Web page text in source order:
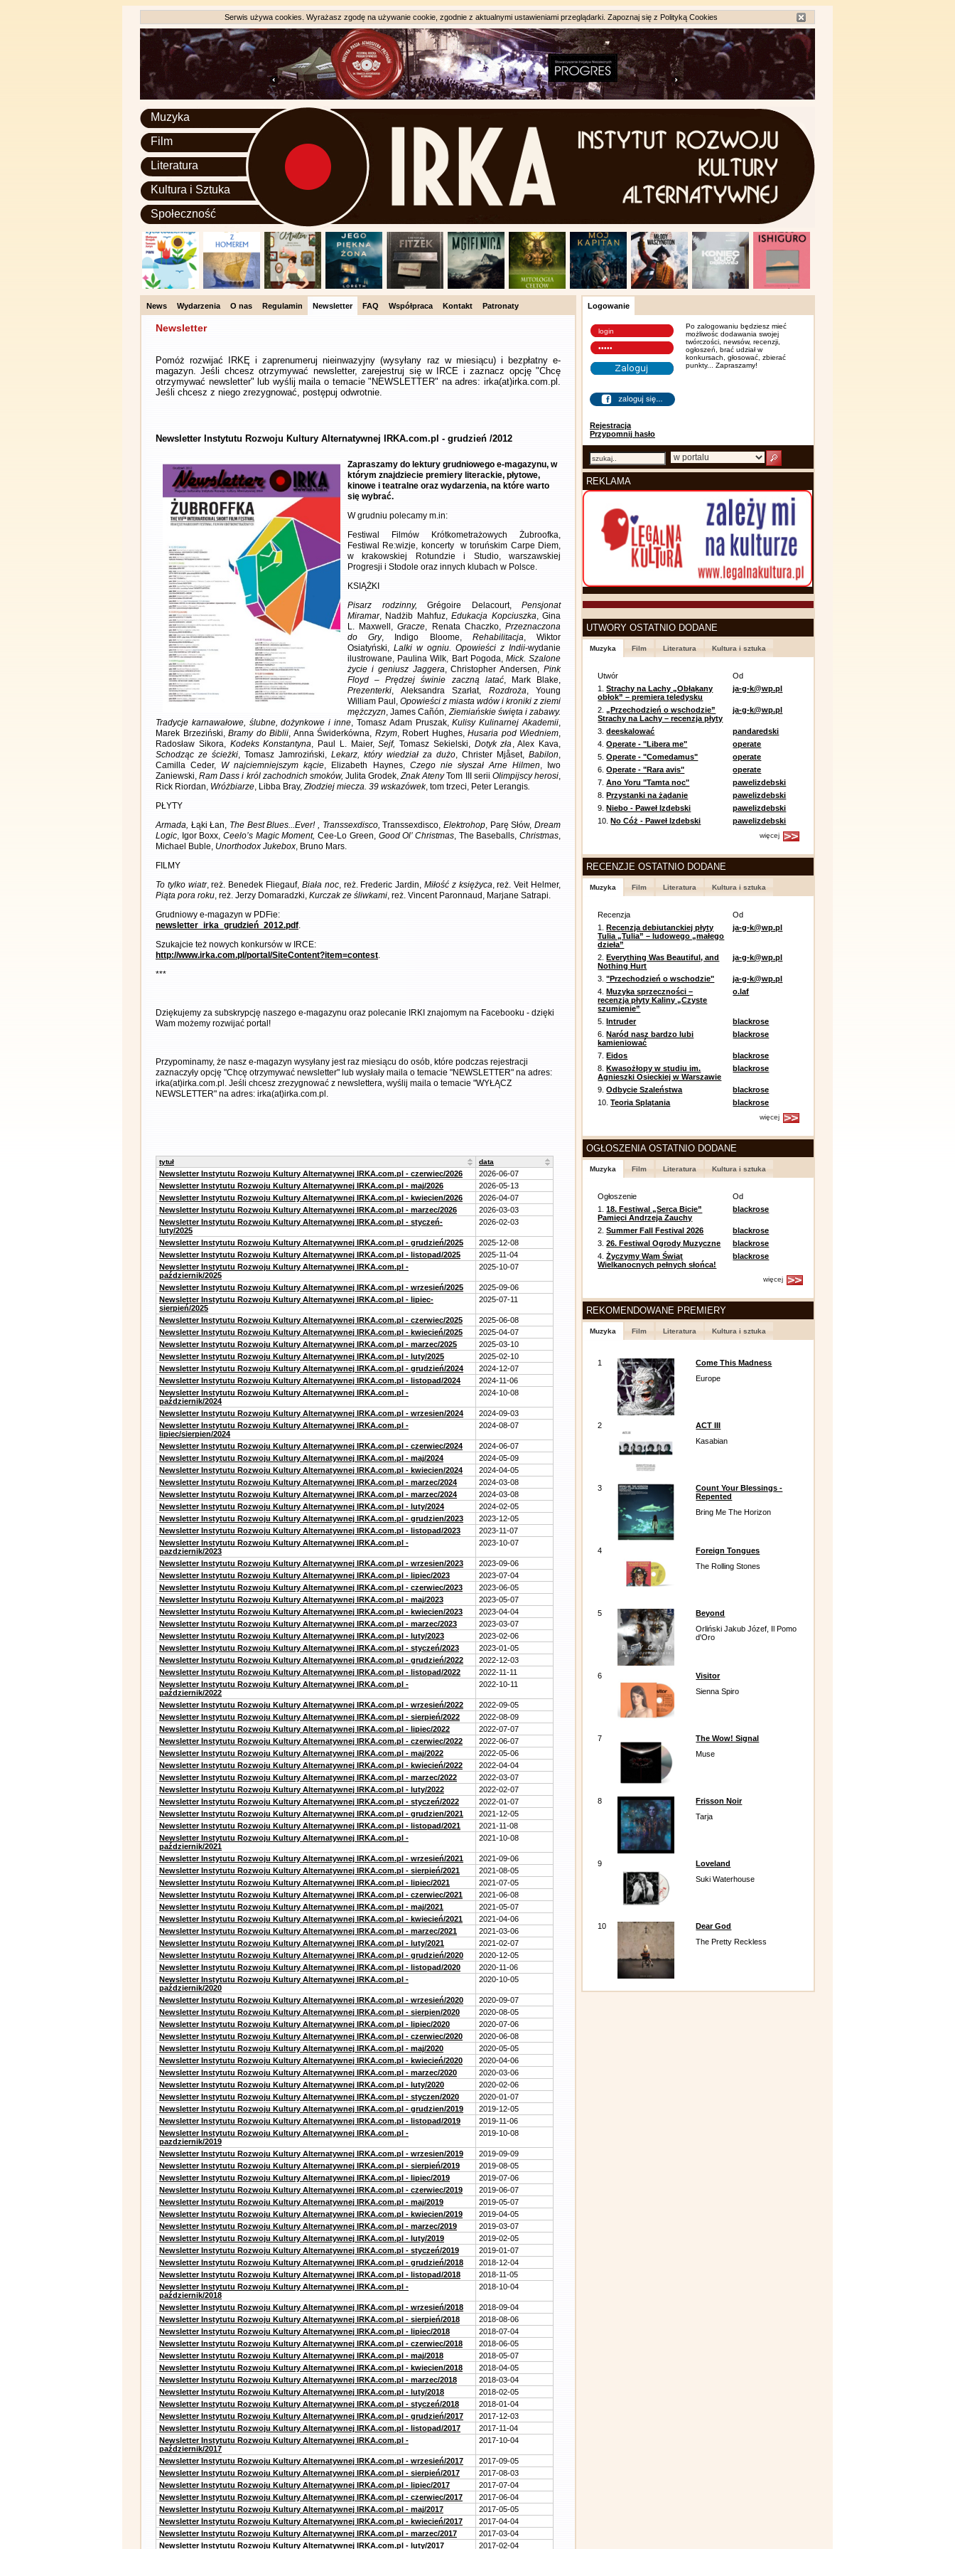
Serwis używa cookies. Wyrażasz zgodę na używanie cookie, zgodnie z aktualnymi ustawieniami przeglądarki. Zapoznaj się z Polityką Cookies
Muzyka
Film
Literatura
Kultura i Sztuka
Społeczność
News Wydarzenia O nas Regulamin Newsletter FAQ Współpraca Kontakt Patronaty
Newsletter
Pomóż rozwijać IRKĘ i zaprenumeruj nieinwazyjny (wysyłany raz w miesiącu) i bezpłatny e-
magazyn. Jeśli chcesz otrzymywać newsletter, zarejestruj się w IRCE i zaznacz opcję "Chcę
otrzymywać newsletter" lub wyślij maila o temacie "NEWSLETTER" na adres: irka(at)irka.com.pl.
Jeśli chcesz z niego zrezygnować, postępuj odwrotnie.
Newsletter Instytutu Rozwoju Kultury Alternatywnej IRKA.com.pl - grudzień /2012
Zapraszamy do lektury grudniowego e-magazynu, w
którym znajdziecie premiery literackie, płytowe,
kinowe i teatralne oraz wydarzenia, na które warto
się wybrać.
W grudniu polecamy m.in:
Festiwal Filmów Krótkometrażowych Żubroofka,
Festiwal Re:wizje, koncerty w toruńskim Carpe Diem,
w krakowskiej Rotundzie i Studio, warszawskiej
Progresji i Stodole oraz innych klubach w Polsce.
KSIĄŻKI
Pisarz rodzinny, Grégoire Delacourt, Pensjonat
Miramar, Nadżib Mahfuz,Edukacja Kopciuszka, Gina
L. Maxwell,Gracze, Renata Chaczko,Przeznaczona
do Gry, Indigo Bloome, Rehabilitacja, Wiktor
Osiatyński, Lalki w ogniu. Opowieści z Indii-wydanie
ilustrowane, Paulina Wilk, Bart Pogoda, Mick. Szalone
życie i geniusz Jaggera, Christopher Andersen, Pink
Floyd – Prędzej świnie zaczną latać, Mark Blake,
Prezenterki, Aleksandra Szarłat, Rozdroża, Young
William Paul, Opowieści z miasta wdów i kroniki z ziemi
mężczyzn, James Cañón,Ziemiańskie święta i zabawy.
Tradycje karnawałowe, ślubne, dożynkowe i inne, Tomasz Adam Pruszak,Kulisy Kulinarnej Akademii,
Marek Brzeziński, Bramy do Biblii, Anna Świderkówna, Rzym, Robert Hughes, Husaria pod Wiedniem,
Radosław Sikora, Kodeks Konstantyna, Paul L. Maier,Sejf, Tomasz Sekielski, Dotyk zła, Alex Kava,
Schodząc ze ścieżki, Tomasz Jamroziński, Lekarz, który wiedział za dużo, Christer Mjåset, Babilon,
Camilla Ceder, W najciemniejszym kącie, Elizabeth Haynes, Czego nie słyszał Arne Hilmen, Iwo
Zaniewski,Ram Dass i król zachodnich smoków, Julita Grodek,Znak AtenyTom III serii Olimpijscy herosi,
Rick Riordan, Wróżbiarze, Libba Bray,Złodziej miecza. 39 wskazówek, tom trzeci, Peter Lerangis.
PŁYTY
Armada, Łąki Łan, The Best Blues...Ever! , Transsexdisco, Transsexdisco,Elektrohop, Parę Słów,Dream
Logic, Igor Boxx,Ceelo’s Magic Moment, Cee-Lo Green, Good Ol’ Christmas, The Baseballs,Christmas,
Michael Buble, Unorthodox Jukebox, Bruno Mars.
FILMY
To tylko wiatr, reż. Benedek Fliegauf, Biała noc, reż. Frederic Jardin, Miłość z księżyca, reż. Veit Helmer,
Piąta pora roku, reż. Jerzy Domaradzki, Kurczak ze śliwkami, reż. Vincent Paronnaud, Marjane Satrapi.
Grudniowy e-magazyn w PDFie:
newsletter_irka_grudzień_2012.pdf.
Szukajcie też nowych konkursów w IRCE:
http://www.irka.com.pl/portal/SiteContent?item=contest.
***
Dziękujemy za subskrypcję naszego e-magazynu oraz polecanie IRKI znajomym na Facebooku - dzięki
Wam możemy rozwijać portal!
Przypominamy, że nasz e-magazyn wysyłany jest raz miesiącu do osób, które podczas rejestracji
zaznaczyły opcję "Chcę otrzymywać newsletter" lub wysłały maila o temacie "NEWSLETTER" na adres:
irka(at)irka.com.pl. Jeśli chcesz zrezygnować z newslettera, wyślij maila o temacie "WYŁĄCZ
NEWSLETTER" na adres: irka(at)irka.com.pl.
tytuł data
Newsletter Instytutu Rozwoju Kultury Alternatywnej IRKA.com.pl - czerwiec/2026
2026-06-07
Newsletter Instytutu Rozwoju Kultury Alternatywnej IRKA.com.pl - maj/2026
2026-05-13
Newsletter Instytutu Rozwoju Kultury Alternatywnej IRKA.com.pl - kwiecien/2026
2026-04-07
Newsletter Instytutu Rozwoju Kultury Alternatywnej IRKA.com.pl - marzec/2026
2026-03-03
Newsletter Instytutu Rozwoju Kultury Alternatywnej IRKA.com.pl - styczeń-
luty/2025
2026-02-03
Newsletter Instytutu Rozwoju Kultury Alternatywnej IRKA.com.pl - grudzień/2025
2025-12-08
Newsletter Instytutu Rozwoju Kultury Alternatywnej IRKA.com.pl - listopad/2025
2025-11-04
Newsletter Instytutu Rozwoju Kultury Alternatywnej IRKA.com.pl -
październik/2025
2025-10-07
Newsletter Instytutu Rozwoju Kultury Alternatywnej IRKA.com.pl - wrzesień/2025
2025-09-06
Newsletter Instytutu Rozwoju Kultury Alternatywnej IRKA.com.pl - lipiec-
sierpień/2025
2025-07-11
Newsletter Instytutu Rozwoju Kultury Alternatywnej IRKA.com.pl - czerwiec/2025
2025-06-08
Newsletter Instytutu Rozwoju Kultury Alternatywnej IRKA.com.pl - kwiecień/2025
2025-04-07
Newsletter Instytutu Rozwoju Kultury Alternatywnej IRKA.com.pl - marzec/2025
2025-03-10
Newsletter Instytutu Rozwoju Kultury Alternatywnej IRKA.com.pl - luty/2025
2025-02-10
Newsletter Instytutu Rozwoju Kultury Alternatywnej IRKA.com.pl - grudzień/2024
2024-12-07
Newsletter Instytutu Rozwoju Kultury Alternatywnej IRKA.com.pl - listopad/2024
2024-11-06
Newsletter Instytutu Rozwoju Kultury Alternatywnej IRKA.com.pl -
październik/2024
2024-10-08
Newsletter Instytutu Rozwoju Kultury Alternatywnej IRKA.com.pl - wrzesien/2024
2024-09-03
Newsletter Instytutu Rozwoju Kultury Alternatywnej IRKA.com.pl -
lipiec/sierpien/2024
2024-08-07
Newsletter Instytutu Rozwoju Kultury Alternatywnej IRKA.com.pl - czerwiec/2024
2024-06-07
Newsletter Instytutu Rozwoju Kultury Alternatywnej IRKA.com.pl - maj/2024
2024-05-09
Newsletter Instytutu Rozwoju Kultury Alternatywnej IRKA.com.pl - kwiecien/2024
2024-04-05
Newsletter Instytutu Rozwoju Kultury Alternatywnej IRKA.com.pl - marzec/2024
2024-03-08
Newsletter Instytutu Rozwoju Kultury Alternatywnej IRKA.com.pl - marzec/2024
2024-03-08
Newsletter Instytutu Rozwoju Kultury Alternatywnej IRKA.com.pl - luty/2024
2024-02-05
Newsletter Instytutu Rozwoju Kultury Alternatywnej IRKA.com.pl - grudzien/2023
2023-12-05
Newsletter Instytutu Rozwoju Kultury Alternatywnej IRKA.com.pl - listopad/2023
2023-11-07
Newsletter Instytutu Rozwoju Kultury Alternatywnej IRKA.com.pl -
pazdziernik/2023
2023-10-07
Newsletter Instytutu Rozwoju Kultury Alternatywnej IRKA.com.pl - wrzesien/2023
2023-09-06
Newsletter Instytutu Rozwoju Kultury Alternatywnej IRKA.com.pl - lipiec/2023
2023-07-04
Newsletter Instytutu Rozwoju Kultury Alternatywnej IRKA.com.pl - czerwiec/2023
2023-06-05
Newsletter Instytutu Rozwoju Kultury Alternatywnej IRKA.com.pl - maj/2023
2023-05-07
Newsletter Instytutu Rozwoju Kultury Alternatywnej IRKA.com.pl - kwiecien/2023
2023-04-04
Newsletter Instytutu Rozwoju Kultury Alternatywnej IRKA.com.pl - marzec/2023
2023-03-07
Newsletter Instytutu Rozwoju Kultury Alternatywnej IRKA.com.pl - luty/2023
2023-02-06
Newsletter Instytutu Rozwoju Kultury Alternatywnej IRKA.com.pl - styczeń/2023
2023-01-05
Newsletter Instytutu Rozwoju Kultury Alternatywnej IRKA.com.pl - grudzień/2022
2022-12-03
Newsletter Instytutu Rozwoju Kultury Alternatywnej IRKA.com.pl - listopad/2022
2022-11-11
Newsletter Instytutu Rozwoju Kultury Alternatywnej IRKA.com.pl -
październik/2022
2022-10-11
Newsletter Instytutu Rozwoju Kultury Alternatywnej IRKA.com.pl - wrzesień/2022
2022-09-05
Newsletter Instytutu Rozwoju Kultury Alternatywnej IRKA.com.pl - sierpień/2022
2022-08-09
Newsletter Instytutu Rozwoju Kultury Alternatywnej IRKA.com.pl - lipiec/2022
2022-07-07
Newsletter Instytutu Rozwoju Kultury Alternatywnej IRKA.com.pl - czerwiec/2022
2022-06-07
Newsletter Instytutu Rozwoju Kultury Alternatywnej IRKA.com.pl - maj/2022
2022-05-06
Newsletter Instytutu Rozwoju Kultury Alternatywnej IRKA.com.pl - kwiecień/2022
2022-04-04
Newsletter Instytutu Rozwoju Kultury Alternatywnej IRKA.com.pl - marzec/2022
2022-03-07
Newsletter Instytutu Rozwoju Kultury Alternatywnej IRKA.com.pl - luty/2022
2022-02-07
Newsletter Instytutu Rozwoju Kultury Alternatywnej IRKA.com.pl - styczeń/2022
2022-01-07
Newsletter Instytutu Rozwoju Kultury Alternatywnej IRKA.com.pl - grudzien/2021
2021-12-05
Newsletter Instytutu Rozwoju Kultury Alternatywnej IRKA.com.pl - listopad/2021
2021-11-08
Newsletter Instytutu Rozwoju Kultury Alternatywnej IRKA.com.pl -
październik/2021
2021-10-08
Newsletter Instytutu Rozwoju Kultury Alternatywnej IRKA.com.pl - wrzesień/2021
2021-09-06
Newsletter Instytutu Rozwoju Kultury Alternatywnej IRKA.com.pl - sierpień/2021
2021-08-05
Newsletter Instytutu Rozwoju Kultury Alternatywnej IRKA.com.pl - lipiec/2021
2021-07-05
Newsletter Instytutu Rozwoju Kultury Alternatywnej IRKA.com.pl - czerwiec/2021
2021-06-08
Newsletter Instytutu Rozwoju Kultury Alternatywnej IRKA.com.pl - maj/2021
2021-05-07
Newsletter Instytutu Rozwoju Kultury Alternatywnej IRKA.com.pl - kwiecień/2021
2021-04-06
Newsletter Instytutu Rozwoju Kultury Alternatywnej IRKA.com.pl - marzec/2021
2021-03-06
Newsletter Instytutu Rozwoju Kultury Alternatywnej IRKA.com.pl - luty/2021
2021-02-07
Newsletter Instytutu Rozwoju Kultury Alternatywnej IRKA.com.pl - grudzień/2020
2020-12-05
Newsletter Instytutu Rozwoju Kultury Alternatywnej IRKA.com.pl - listopad/2020
2020-11-06
Newsletter Instytutu Rozwoju Kultury Alternatywnej IRKA.com.pl -
październik/2020
2020-10-05
Newsletter Instytutu Rozwoju Kultury Alternatywnej IRKA.com.pl - wrzesień/2020
2020-09-07
Newsletter Instytutu Rozwoju Kultury Alternatywnej IRKA.com.pl - sierpien/2020
2020-08-05
Newsletter Instytutu Rozwoju Kultury Alternatywnej IRKA.com.pl - lipiec/2020
2020-07-06
Newsletter Instytutu Rozwoju Kultury Alternatywnej IRKA.com.pl - czerwiec/2020
2020-06-08
Newsletter Instytutu Rozwoju Kultury Alternatywnej IRKA.com.pl - maj/2020
2020-05-05
Newsletter Instytutu Rozwoju Kultury Alternatywnej IRKA.com.pl - kwiecień/2020
2020-04-06
Newsletter Instytutu Rozwoju Kultury Alternatywnej IRKA.com.pl - marzec/2020
2020-03-06
Newsletter Instytutu Rozwoju Kultury Alternatywnej IRKA.com.pl - luty/2020
2020-02-06
Newsletter Instytutu Rozwoju Kultury Alternatywnej IRKA.com.pl - styczen/2020
2020-01-07
Newsletter Instytutu Rozwoju Kultury Alternatywnej IRKA.com.pl - grudzien/2019
2019-12-05
Newsletter Instytutu Rozwoju Kultury Alternatywnej IRKA.com.pl - listopad/2019
2019-11-06
Newsletter Instytutu Rozwoju Kultury Alternatywnej IRKA.com.pl -
pazdziernik/2019
2019-10-08
Newsletter Instytutu Rozwoju Kultury Alternatywnej IRKA.com.pl - wrzesien/2019
2019-09-09
Newsletter Instytutu Rozwoju Kultury Alternatywnej IRKA.com.pl - sierpień/2019
2019-08-05
Newsletter Instytutu Rozwoju Kultury Alternatywnej IRKA.com.pl - lipiec/2019
2019-07-06
Newsletter Instytutu Rozwoju Kultury Alternatywnej IRKA.com.pl - czerwiec/2019
2019-06-07
Newsletter Instytutu Rozwoju Kultury Alternatywnej IRKA.com.pl - maj/2019
2019-05-07
Newsletter Instytutu Rozwoju Kultury Alternatywnej IRKA.com.pl - kwiecien/2019
2019-04-05
Newsletter Instytutu Rozwoju Kultury Alternatywnej IRKA.com.pl - marzec/2019
2019-03-07
Newsletter Instytutu Rozwoju Kultury Alternatywnej IRKA.com.pl - luty/2019
2019-02-05
Newsletter Instytutu Rozwoju Kultury Alternatywnej IRKA.com.pl - styczeń/2019
2019-01-07
Newsletter Instytutu Rozwoju Kultury Alternatywnej IRKA.com.pl - grudzień/2018
2018-12-04
Newsletter Instytutu Rozwoju Kultury Alternatywnej IRKA.com.pl - listopad/2018
2018-11-05
Newsletter Instytutu Rozwoju Kultury Alternatywnej IRKA.com.pl -
październik/2018
2018-10-04
Newsletter Instytutu Rozwoju Kultury Alternatywnej IRKA.com.pl - wrzesień/2018
2018-09-04
Newsletter Instytutu Rozwoju Kultury Alternatywnej IRKA.com.pl - sierpień/2018
2018-08-06
Newsletter Instytutu Rozwoju Kultury Alternatywnej IRKA.com.pl - lipiec/2018
2018-07-04
Newsletter Instytutu Rozwoju Kultury Alternatywnej IRKA.com.pl - czerwiec/2018
2018-06-05
Newsletter Instytutu Rozwoju Kultury Alternatywnej IRKA.com.pl - maj/2018
2018-05-07
Newsletter Instytutu Rozwoju Kultury Alternatywnej IRKA.com.pl - kwiecien/2018
2018-04-05
Newsletter Instytutu Rozwoju Kultury Alternatywnej IRKA.com.pl - marzec/2018
2018-03-04
Newsletter Instytutu Rozwoju Kultury Alternatywnej IRKA.com.pl - luty/2018
2018-02-05
Newsletter Instytutu Rozwoju Kultury Alternatywnej IRKA.com.pl - styczeń/2018
2018-01-04
Newsletter Instytutu Rozwoju Kultury Alternatywnej IRKA.com.pl - grudzień/2017
2017-12-03
Newsletter Instytutu Rozwoju Kultury Alternatywnej IRKA.com.pl - listopad/2017
2017-11-04
Newsletter Instytutu Rozwoju Kultury Alternatywnej IRKA.com.pl -
październik/2017
2017-10-04
Newsletter Instytutu Rozwoju Kultury Alternatywnej IRKA.com.pl - wrzesień/2017
2017-09-05
Newsletter Instytutu Rozwoju Kultury Alternatywnej IRKA.com.pl - sierpień/2017
2017-08-03
Newsletter Instytutu Rozwoju Kultury Alternatywnej IRKA.com.pl - lipiec/2017
2017-07-04
Newsletter Instytutu Rozwoju Kultury Alternatywnej IRKA.com.pl - czerwiec/2017
2017-06-04
Newsletter Instytutu Rozwoju Kultury Alternatywnej IRKA.com.pl - maj/2017
2017-05-05
Newsletter Instytutu Rozwoju Kultury Alternatywnej IRKA.com.pl - kwiecień/2017
2017-04-04
Newsletter Instytutu Rozwoju Kultury Alternatywnej IRKA.com.pl - marzec/2017
2017-03-04
Newsletter Instytutu Rozwoju Kultury Alternatywnej IRKA.com.pl - luty/2017
2017-02-04
Logowanie
Rejestracja
Przypomnij hasło
Po zalogowaniu będziesz mieć
możliwośc dodawania swojej
twórczości, newsów, recenzji,
ogłoszeń, brać udział w
konkursach, głosować, zbierać
punkty... Zapraszamy!
REKLAMA
UTWORY OSTATNIO DODANE
Muzyka Film Literatura Kultura i sztuka
Utwór
Od
1.Strachy na Lachy „Obłąkany
obłok” – premiera teledysku
ja-g-k@wp.pl
2.„Przechodzień o wschodzie”
Strachy na Lachy – recenzja płyty
ja-g-k@wp.pl
3.deeskalować
pandaredski
4.Operate - "Libera me"
operate
5.Operate - "Comedamus"
operate
6.Operate - "Rara avis"
operate
7.Ano Yoru "Tamta noc"
pawelizdebski
8.Przystanki na żądanie
pawelizdebski
9.Niebo - Paweł Izdebski
pawelizdebski
10.No Cóż - Paweł Izdebski pawelizdebski
więcej
RECENZJE OSTATNIO DODANE
Muzyka Film Literatura Kultura i sztuka
Recenzja
Od
1.Recenzja debiutanckiej płyty
Tulia „Tulia” – ludowego „małego
dzieła”
ja-g-k@wp.pl
2.Everything Was Beautiful, and
Nothing Hurt
ja-g-k@wp.pl
3."Przechodzień o wschodzie"
ja-g-k@wp.pl
4.Muzyka sprzeczności –
recenzja płyty Kaliny „Czyste
szumienie”
o.laf
5.Intruder
blackrose
6.Naród nasz bardzo lubi
kamieniować
blackrose
7.Eidos
blackrose
8.Kwasożłopy w studiu im.
Agnieszki Osieckiej w Warszawie
blackrose
9.Odbycie Szaleństwa
blackrose
10.Teoria Splątania blackrose
więcej
OGŁOSZENIA OSTATNIO DODANE
Muzyka Film Literatura Kultura i sztuka
Ogłoszenie
Od
1.18. Festiwal „Serca Bicie”
Pamięci Andrzeja Zauchy
blackrose
2.Summer Fall Festival 2026
blackrose
3.26. Festiwal Ogrody Muzyczne
blackrose
4.Życzymy Wam Świąt
Wielkanocnych pełnych słońca!
blackrose
więcej
REKOMENDOWANE PREMIERY
Muzyka Film Literatura Kultura i sztuka
1
Come This Madness
Europe
2
ACT III
Kasabian
3
Count Your Blessings -
Repented
Bring Me The Horizon
4
Foreign Tongues
The Rolling Stones
5
Beyond
Orliński Jakub Józef, Il Pomo
d'Oro
6
Visitor
Sienna Spiro
7
The Wow! Signal
Muse
8
Frisson Noir
Tarja
9
Loveland
Suki Waterhouse
10
Dear God
The Pretty Reckless